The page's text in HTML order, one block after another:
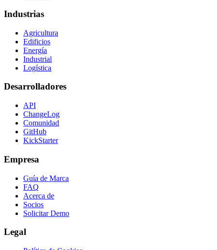
Industrias
Agricultura
Edificios
Energía
Industrial
Logística
Desarrolladores
API
ChangeLog
Comunidad
GitHub
KickStarter
Empresa
Guía de Marca
FAQ
Acerca de
Socios
Solicitar Demo
Legal